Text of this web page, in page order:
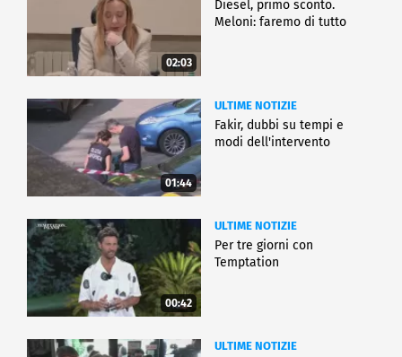
02:03
Diesel, primo sconto.
Meloni: faremo di tutto
01:44
ULTIME NOTIZIE
Fakir, dubbi su tempi e
modi dell'intervento
00:42
ULTIME NOTIZIE
Per tre giorni con
Temptation
ULTIME NOTIZIE